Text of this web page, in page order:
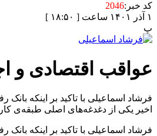
کد خبر:2046
۱ آذر ۱۴۰۱ ساعت [ ۱۸:۵۰ ]
پ
عواقب اقتصادی و
اخیر یکی از دغدغه‌های اصلی طبقه‌ی
فرشاد اسماعیلی با تاکید بر اینکه بانک رفاه از اساس در حیطه‌ی شمول اصل ۴۴ قانون